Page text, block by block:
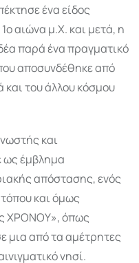
ένα είδος
αιώνα μ.Χ. και μετά, η
παρά ένα πραγματικό
αποσυνδέθηκε από
και του άλλου κόσμου
και
ως έμβλημα
απόστασης, ενός
και όμως
ΧΡΟΝΟΥ», όπως
μια από τα αμέτρητες
νησί.